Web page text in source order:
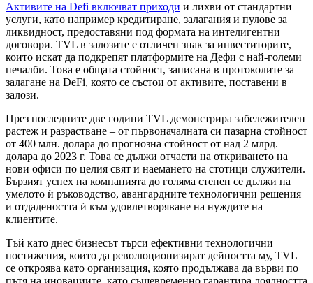
Активите на Defi включват приходи и лихви от стандартни
услуги, като например кредитиране, залагания и пулове за
ликвидност, предоставяни под формата на интелигентни
договори. TVL в залозите е отличен знак за инвеститорите,
които искат да подкрепят платформите на Дефи с най-големи
печалби. Това е общата стойност, записана в протоколите за
залагане на DeFi, която се състои от активите, поставени в
залози.
През последните две години TVL демонстрира забележителен
растеж и разрастване – от първоначалната си пазарна стойност
от 400 млн. долара до прогнозна стойност от над 2 млрд.
долара до 2023 г. Това се дължи отчасти на откриването на
нови офиси по целия свят и наемането на стотици служители.
Бързият успех на компанията до голяма степен се дължи на
умелото ѝ ръководство, авангардните технологични решения
и отдадеността ѝ към удовлетворяване на нуждите на
клиентите.
Тъй като днес бизнесът търси ефективни технологични
постижения, които да революционизират дейността му, TVL
се откроява като организация, която продължава да върви по